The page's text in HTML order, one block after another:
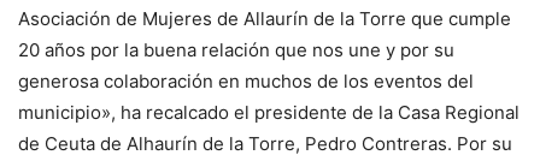
Asociación de Mujeres de Allaurín de la Torre que cumple
20 años por la buena relación que nos une y por su
generosa colaboración en muchos de los eventos del
municipio», ha recalcado el presidente de la Casa Regional
de Ceuta de Alhaurín de la Torre, Pedro Contreras. Por su